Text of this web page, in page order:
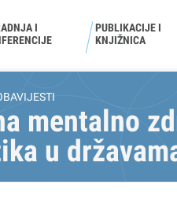
I
PUBLIKACIJE I
KNJIŽNICA
mentalno
u